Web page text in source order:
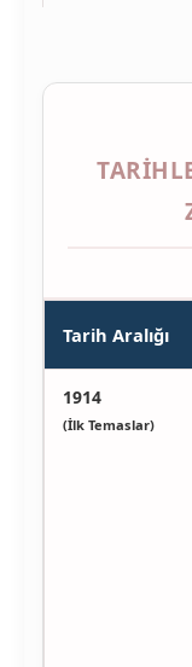
Tarih Aralığı
1914
(İlk Temaslar)